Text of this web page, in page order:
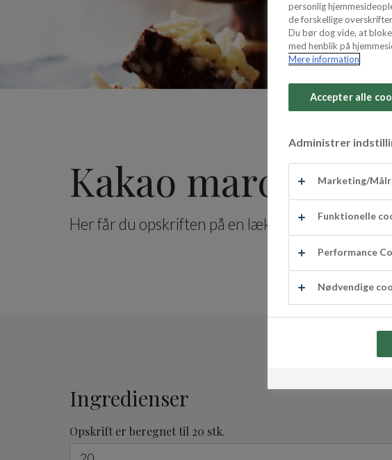
Kakao
Her får du opskriften på en lækker fristende
Ingredienser
Opskrift er beregnet til 20 stk.
personlig
de forskellige
Du bør dog vide, at
med henblik på
Mere information
Accepter alle
Administrer
Marketing/
Funktionelle
Performance
Nødvendige